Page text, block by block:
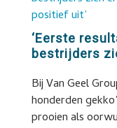
‘Eerste
bestrijders
Bij Van Geel
honderden
prooien als